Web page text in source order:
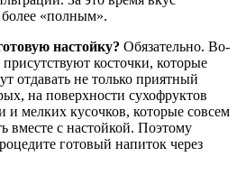
более «полным».
настойку? Обязательно. Во-
косточки, которые
отдавать не только приятный
на поверхности сухофруктов
и мелких кусочков, которые совсем
вместе с настойкой. Поэтому
готовый напиток через